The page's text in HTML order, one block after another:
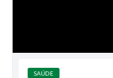
SAÚDE